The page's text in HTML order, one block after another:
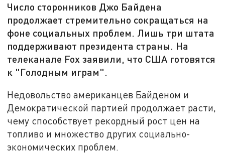
Число сторонников Джо Байдена
продолжает стремительно сокращаться на
фоне социальных проблем. Лишь три штата
поддерживают президента страны. На
телеканале Fox заявили, что США готовятся
к "Голодным играм".
Недовольство американцев Байденом и
Демократической партией продолжает расти,
чему способствует рекордный рост цен на
топливо и множество других социально-
экономических проблем.